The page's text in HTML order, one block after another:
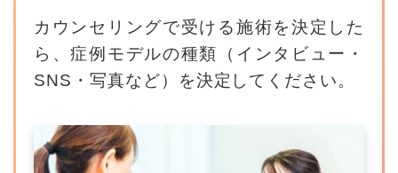
カウンセリングで受ける施術を決定した
ら、症例モデルの種類（インタビュー・
SNS・写真など）を決定してください。